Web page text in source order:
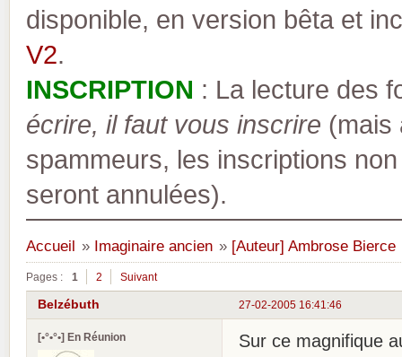
disponible, en version bêta et
V2.
INSCRIPTION : La lecture des
écrire, il faut vous inscrire (mais
spammeurs, les inscriptions
seront annulées).
Accueil » Imaginaire ancien » [Auteur] Ambrose Bierce
Pages : 1 2 Suivant
27-02-2005 16:41:46
Belzébuth
[•°•°•] En Réunion Sur ce magnifique